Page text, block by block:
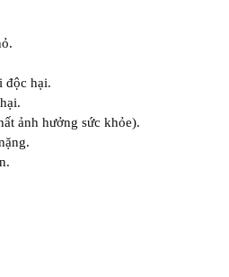
độc hại.
ảnh hưởng sức khỏe).